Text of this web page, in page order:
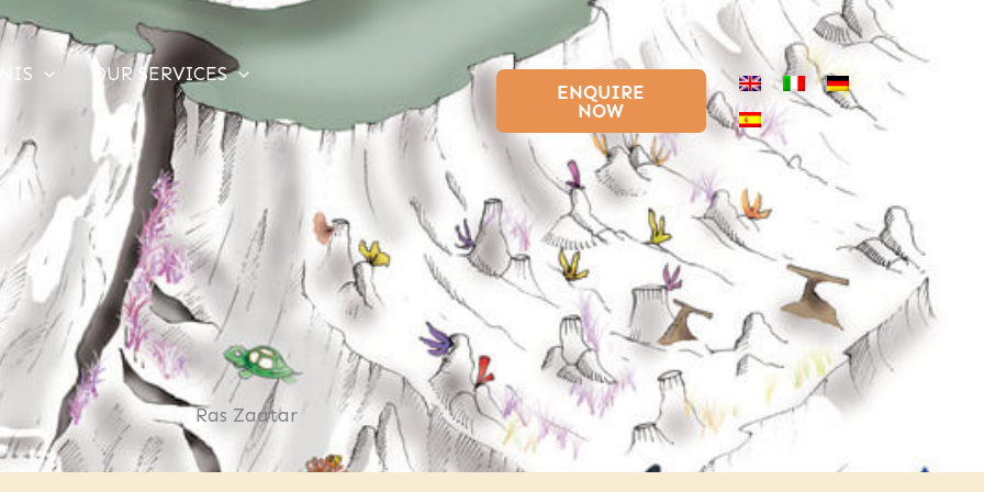
OUR SERVICES
ENQUIRE
NOW
Ras Zaatar